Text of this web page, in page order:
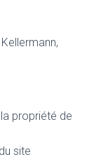
propriété de
site